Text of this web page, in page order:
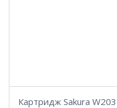
Картридж Sakura